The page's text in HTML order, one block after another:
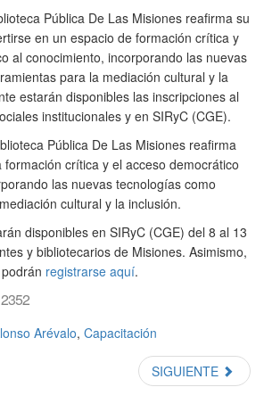
Pública De Las Misiones reafirma su
en un espacio de formación crítica y
al conocimiento, incorporando las nuevas
para la mediación cultural y la
estarán disponibles las inscripciones al
institucionales y en SIRyC (CGE).
Pública De Las Misiones reafirma
crítica y el acceso democrático
las nuevas tecnologías como
cultural y la inclusión.
disponibles en SIRyC (CGE) del 8 al 13
y bibliotecarios de Misiones. Asimismo,
registrarse aquí.
Arévalo, Capacitación
SIGUIENTE